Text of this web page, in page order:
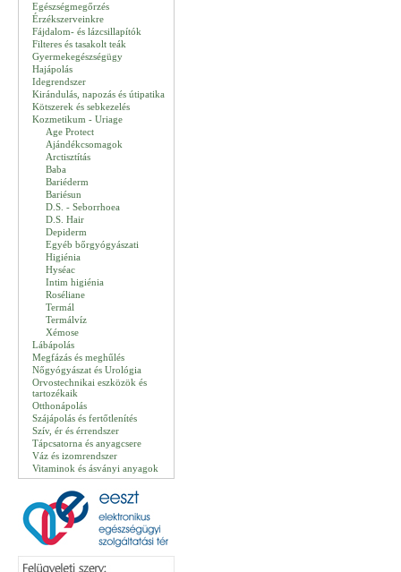
Egészségmegőrzés
Érzékszerveinkre
Fájdalom- és lázcsillapítók
Filteres és tasakolt teák
Gyermekegészségügy
Hajápolás
Idegrendszer
Kirándulás, napozás és útipatika
Kötszerek és sebkezelés
Kozmetikum - Uriage
Age Protect
Ajándékcsomagok
Arctisztítás
Baba
Bariéderm
Bariésun
D.S. - Seborrhoea
D.S. Hair
Depiderm
Egyéb bőrgyógyászati
Higiénia
Hyséac
Intim higiénia
Roséliane
Termál
Termálvíz
Xémose
Lábápolás
Megfázás és meghűlés
Nőgyógyászat és Urológia
Orvostechnikai eszközök és
tartozékaik
Otthonápolás
Szájápolás és fertőtlenítés
Szív, ér és érrendszer
Tápcsatorna és anyagcsere
Váz és izomrendszer
Vitaminok és ásványi anyagok